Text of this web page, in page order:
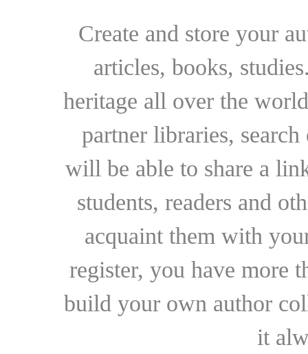
Create and store your
articles, books,
heritage all over the
partner libraries,
will be able to share a
students, readers and
acquaint them with
register, you have more
build your own author
it